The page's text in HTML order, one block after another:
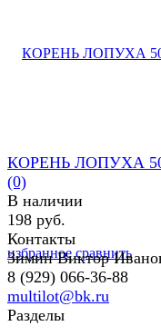
избранное сравнить
КОРЕНЬ ЛОПУХА
(0)
В наличии
198 руб.
Контакты
Зимин Виктор
8 (929) 066-36-88
multilot@bk.ru
Разделы